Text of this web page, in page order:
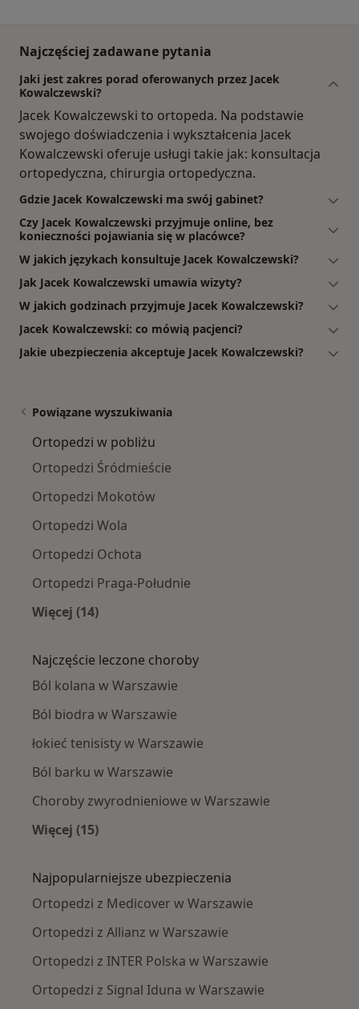
Najczęściej zadawane pytania
Jaki jest zakres porad oferowanych przez Jacek
Kowalczewski?
Jacek Kowalczewski to ortopeda. Na podstawie
swojego doświadczenia i wykształcenia Jacek
Kowalczewski oferuje usługi takie jak: konsultacja
ortopedyczna, chirurgia ortopedyczna.
Gdzie Jacek Kowalczewski ma swój gabinet?
Czy Jacek Kowalczewski przyjmuje online, bez
konieczności pojawiania się w placówce?
W jakich językach konsultuje Jacek Kowalczewski?
Jak Jacek Kowalczewski umawia wizyty?
W jakich godzinach przyjmuje Jacek Kowalczewski?
Jacek Kowalczewski: co mówią pacjenci?
Jakie ubezpieczenia akceptuje Jacek Kowalczewski?
Powiązane wyszukiwania
Ortopedzi w pobliżu
Ortopedzi Śródmieście
Ortopedzi Mokotów
Ortopedzi Wola
Ortopedzi Ochota
Ortopedzi Praga-Południe
Więcej (14)
Najczęście leczone choroby
Ból kolana w Warszawie
Ból biodra w Warszawie
łokieć tenisisty w Warszawie
Ból barku w Warszawie
Choroby zwyrodnieniowe w Warszawie
Więcej (15)
Najpopularniejsze ubezpieczenia
Ortopedzi z Medicover w Warszawie
Ortopedzi z Allianz w Warszawie
Ortopedzi z INTER Polska w Warszawie
Ortopedzi z Signal Iduna w Warszawie